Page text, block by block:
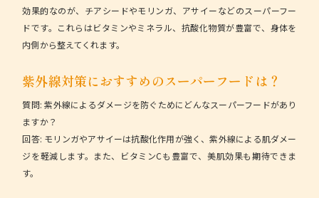
効果的なのが、チアシードやモリンガ、アサイーなどのスーパーフー
ドです。これらはビタミンやミネラル、抗酸化物質が豊富で、身体を
内側から整えてくれます。
紫外線対策におすすめのスーパーフードは？
質問: 紫外線によるダメージを防ぐためにどんなスーパーフードがあり
ますか？
回答: モリンガやアサイーは抗酸化作用が強く、紫外線による肌ダメー
ジを軽減します。また、ビタミンCも豊富で、美肌効果も期待できま
す。